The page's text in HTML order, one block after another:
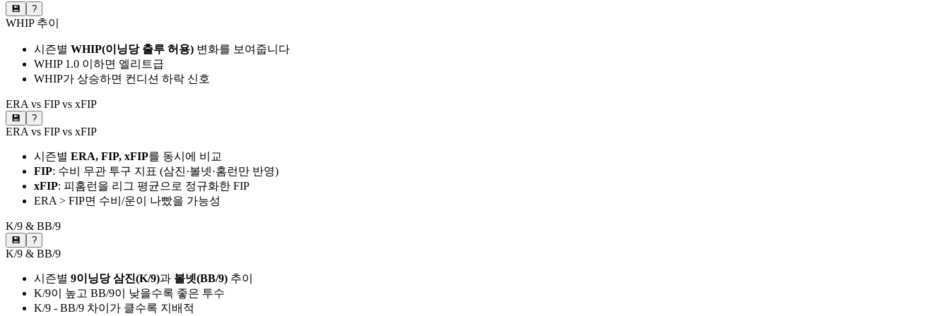
💾 ?
WHIP 추이
시즌별 WHIP(이닝당 출루 허용) 변화를 보여줍니다
WHIP 1.0 이하면 엘리트급
WHIP가 상승하면 컨디션 하락 신호
ERA vs FIP vs xFIP
💾 ?
ERA vs FIP vs xFIP
시즌별 ERA, FIP, xFIP를 동시에 비교
FIP: 수비 무관 투구 지표 (삼진·볼넷·홈런만 반영)
xFIP: 피홈런을 리그 평균으로 정규화한 FIP
ERA > FIP면 수비/운이 나빴을 가능성
K/9 & BB/9
💾 ?
K/9 & BB/9
시즌별 9이닝당 삼진(K/9)과 볼넷(BB/9) 추이
K/9이 높고 BB/9이 낮을수록 좋은 투수
K/9 - BB/9 차이가 클수록 지배적